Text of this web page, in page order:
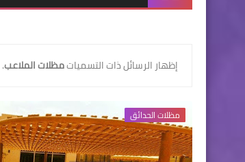
‏إظهار الرسائل ذات التسمياتمظلات الملاعب.
مظلات الحدائق